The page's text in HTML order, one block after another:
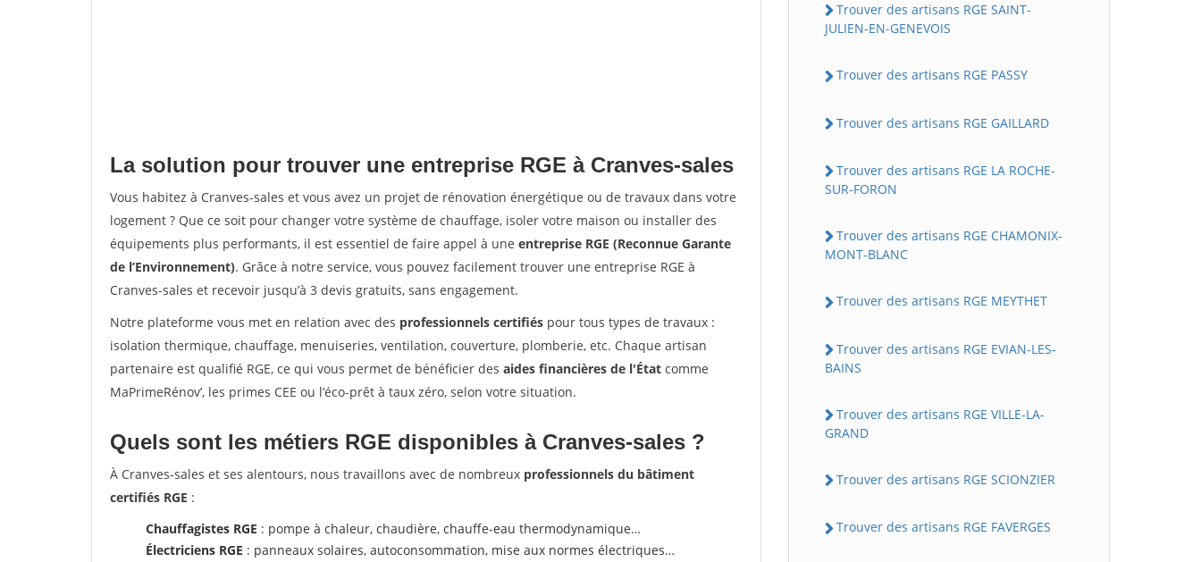
La solution pour trouver une entreprise RGE à Cranves-sales
Vous habitez à Cranves-sales et vous avez un projet de rénovation énergétique ou de travaux dans votre
logement ? Que ce soit pour changer votre système de chauffage, isoler votre maison ou installer des
équipements plus performants, il est essentiel de faire appel à une entreprise RGE (Reconnue Garante
de l’Environnement). Grâce à notre service, vous pouvez facilement trouver une entreprise RGE à
Cranves-sales et recevoir jusqu’à 3 devis gratuits, sans engagement.
Notre plateforme vous met en relation avec des professionnels certifiés pour tous types de travaux :
isolation thermique, chauffage, menuiseries, ventilation, couverture, plomberie, etc. Chaque artisan
partenaire est qualifié RGE, ce qui vous permet de bénéficier des aides financières de l'État comme
MaPrimeRénov’, les primes CEE ou l’éco-prêt à taux zéro, selon votre situation.
Quels sont les métiers RGE disponibles à Cranves-sales ?
À Cranves-sales et ses alentours, nous travaillons avec de nombreux professionnels du bâtiment
certifiés RGE :
Chauffagistes RGE : pompe à chaleur, chaudière, chauffe-eau thermodynamique…
Électriciens RGE : panneaux solaires, autoconsommation, mise aux normes électriques…
Trouver des artisans RGE SAINT-
JULIEN-EN-GENEVOIS
Trouver des artisans RGE PASSY
Trouver des artisans RGE GAILLARD
Trouver des artisans RGE LA ROCHE-
SUR-FORON
Trouver des artisans RGE CHAMONIX-
MONT-BLANC
Trouver des artisans RGE MEYTHET
Trouver des artisans RGE EVIAN-LES-
BAINS
Trouver des artisans RGE VILLE-LA-
GRAND
Trouver des artisans RGE SCIONZIER
Trouver des artisans RGE FAVERGES